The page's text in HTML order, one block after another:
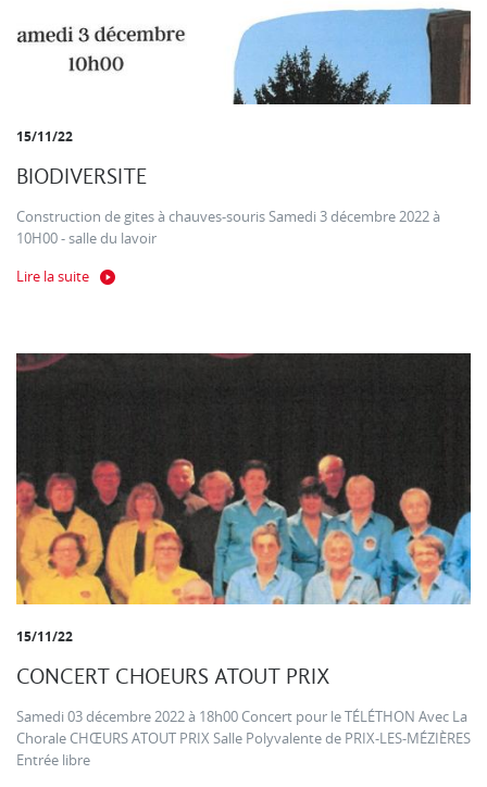
15/11/22
BIODIVERSITE
Construction de gites à chauves-souris Samedi 3 décembre 2022 à
10H00 - salle du lavoir
Lire la suite
15/11/22
CONCERT CHOEURS ATOUT PRIX
Samedi 03 décembre 2022 à 18h00 Concert pour le TÉLÉTHON Avec La
Chorale CHŒURS ATOUT PRIX Salle Polyvalente de PRIX-LES-MÉZIÈRES
Entrée libre